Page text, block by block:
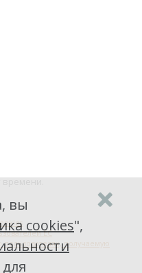
времени.
ЕС
получаемую
вы
cookies",